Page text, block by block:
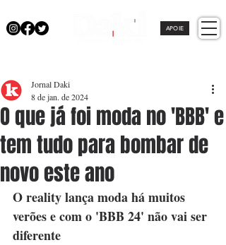
APOIE
O que já foi moda no 'BBB' e
tem tudo para bombar de
novo este ano
Jornal Daki
8 de jan. de 2024
O reality lança moda há muitos
verões e com o 'BBB 24' não vai ser
diferente